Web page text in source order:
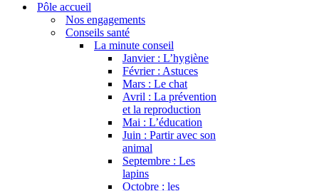
Pôle accueil
Nos engagements
Conseils santé
La minute conseil
Janvier : L’hygiène
Février : Astuces
Mars : Le chat
Avril : La prévention
et la reproduction
Mai : L’éducation
Juin : Partir avec son
animal
Septembre : Les
lapins
Octobre : les